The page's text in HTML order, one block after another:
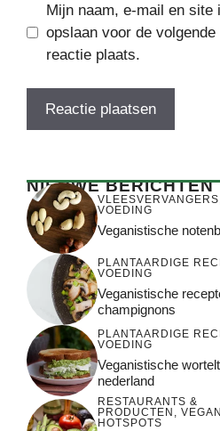
Mijn naam, e-mail en site
opslaan voor de
reactie plaats.
NIEUWE BERICHTEN
VLEESVERVANGERS
VOEDING
Veganistische
PLANTAARDIGE
VOEDING
Veganistische
champignons
PLANTAARDIGE
VOEDING
Veganistische
nederland
RESTAURANTS &
PRODUCTEN , VEGAN
HOTSPOTS